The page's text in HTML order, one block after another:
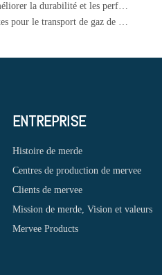
Springs de feuilles de camions lourds: améliorer la durabilité et les performances dans le transport industriel
Semi-remorques de pétroliers GPL à 3 axes pour le transport de gaz de pétrole liquide
ENTREPRISE
Histoire de merde
Centres de production de mervee
Clients de mervee
Mission de merde, Vision et valeurs
Mervee Products